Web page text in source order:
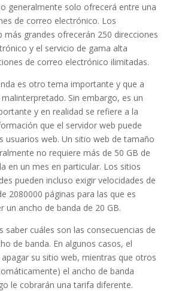
generalmente solo ofrecerá entre una
de correo electrónico. Los
más grandes ofrecerán 250 direcciones
y el servicio de gama alta
de correo electrónico ilimitadas.
es otro tema importante y que a
Sin embargo, es un
y en realidad se refiere a la
que el servidor web puede
usuarios web. Un sitio web de tamaño
no requiere más de 50 GB de
en un mes en particular. Los sitios
pueden incluso exigir velocidades de
2080000 páginas para las que es
un ancho de banda de 20 GB.
saber cuáles son las consecuencias de
de banda. En algunos casos, el
su sitio web, mientras que otros
el ancho de banda
le cobrarán una tarifa diferente.